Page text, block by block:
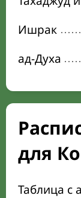
Ишрак
ад-Духа
для
Таблица с